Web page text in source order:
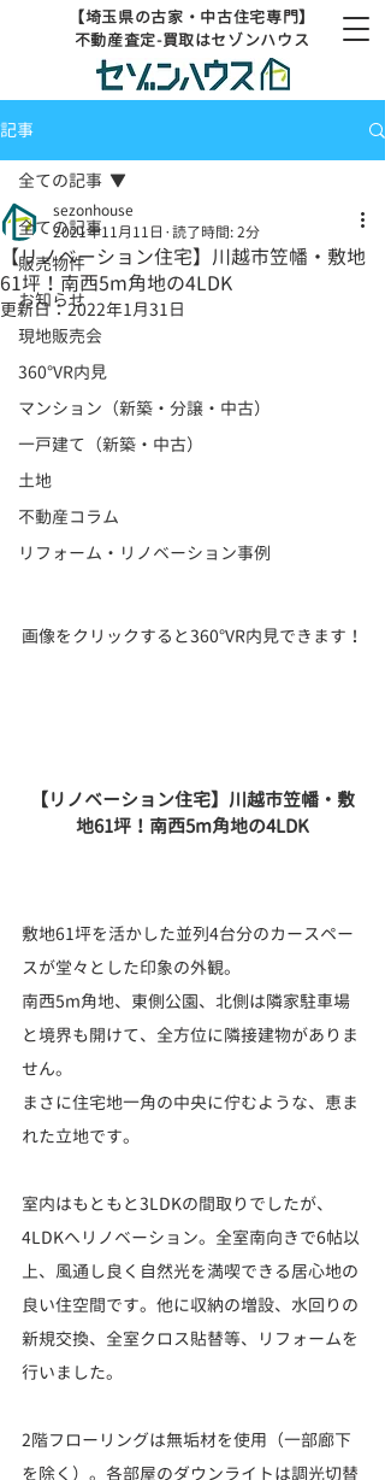
【埼玉県の古家・中古住宅専門】
不動産査定-買取はセゾンハウス
記事
全ての記事
販売物件
お知らせ
現地販売会
360°VR内見
マンション（新築・分譲・中古）
一戸建て（新築・中古）
土地
不動産コラム
リフォーム・リノベーション事例
全ての記事
【リノベーション住宅】川越市笠幡・敷地
61坪！南西5m角地の4LDK
sezonhouse
2021年11月11日 読了時間: 2分
更新日：2022年1月31日
画像をクリックすると360°VR内見できます！
【リノベーション住宅】川越市笠幡・敷
地61坪！南西5m角地の4LDK
敷地61坪を活かした並列4台分のカースペー
スが堂々とした印象の外観。
南西5m角地、東側公園、北側は隣家駐車場
と境界も開けて、全方位に隣接建物がありま
せん。
まさに住宅地一角の中央に佇むような、恵ま
れた立地です。
室内はもともと3LDKの間取りでしたが、
4LDKへリノベーション。全室南向きで6帖以
上、風通し良く自然光を満喫できる居心地の
良い住空間です。他に収納の増設、水回りの
新規交換、全室クロス貼替等、リフォームを
行いました。
2階フローリングは無垢材を使用（一部廊下
を除く）。各部屋のダウンライトは調光切替